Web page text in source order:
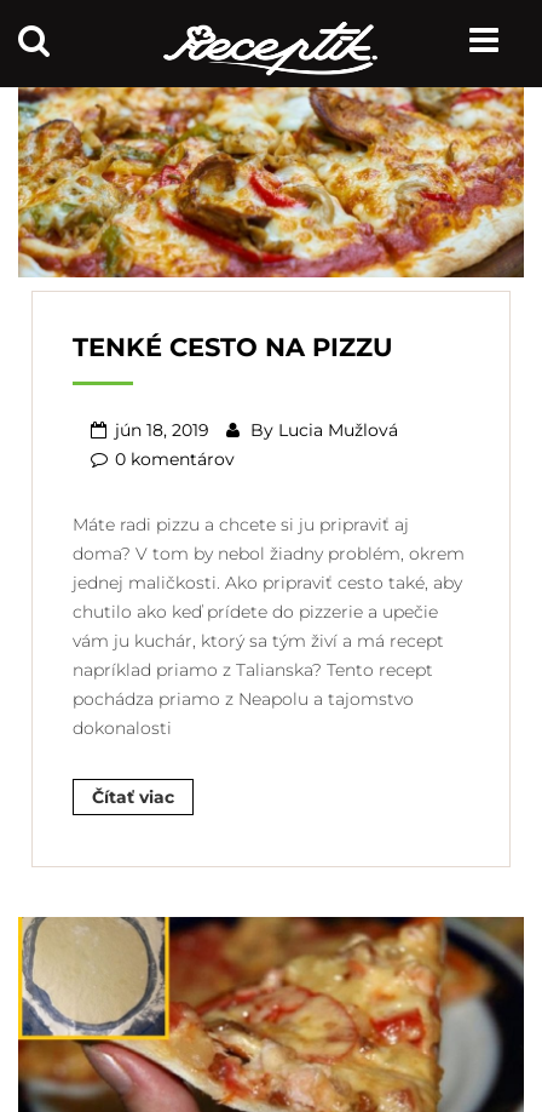
TENKÉ CESTO NA PIZZU
jún 18, 2019 By Lucia Mužlová
0 komentárov
Máte radi pizzu a chcete si ju pripraviť aj
doma? V tom by nebol žiadny problém, okrem
jednej maličkosti. Ako pripraviť cesto také, aby
chutilo ako keď prídete do pizzerie a upečie
vám ju kuchár, ktorý sa tým živí a má recept
napríklad priamo z Talianska? Tento recept
pochádza priamo z Neapolu a tajomstvo
dokonalosti
Čítať viac